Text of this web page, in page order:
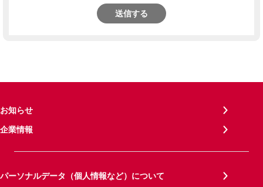
送信する
お知らせ
企業情報
パーソナルデータ（個人情報など）について